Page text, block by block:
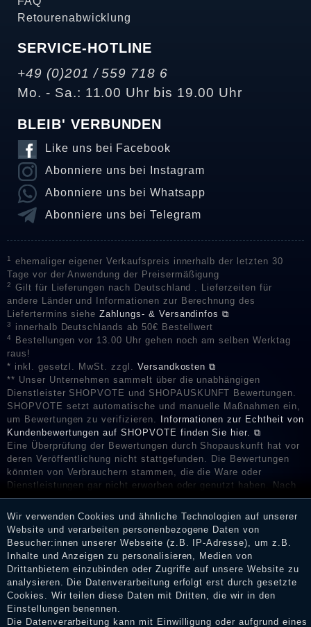
Retourenabwicklung
SERVICE-HOTLINE
+49 (0)201 / 559 718 6
Mo. - Sa.: 11.00 Uhr bis 19.00 Uhr
BLEIB' VERBUNDEN
Like uns bei Facebook
Abonniere uns bei Instagram
Abonniere uns bei Whatsapp
Abonniere uns bei Telegram
1
ehemaliger eigener Verkaufspreis innerhalb der letzten 30
Tage vor der Anwendung der Preisermäßigung
2
Gilt für Lieferungen nach Deutschland . Lieferzeiten für
andere Länder und Informationen zur Berechnung des
Liefertermins sieheZahlungs- & Versandinfos ⧉
3 innerhalb Deutschlands ab 50€ Bestellwert
4
Bestellungen vor 13.00 Uhr gehen noch am selben Werktag
raus!
* inkl. gesetzl. MwSt. zzgl. Versandkosten ⧉
** Unser Unternehmen sammelt über die unabhängigen
Dienstleister SHOPVOTE und SHOPAUSKUNFT Bewertungen.
SHOPVOTE setzt automatische und manuelle Maßnahmen ein,
um Bewertungen zu verifizieren.
Informationen zur Echtheit von
Kundenbewertungen auf SHOPVOTE finden Sie hier. ⧉
Eine Überprüfung der Bewertungen durch Shopauskunft hat vor
deren Veröffentlichung nicht stattgefunden. Die Bewertungen
könnten von Verbrauchern stammen, die die Ware oder
Dienstleistungen gar nicht erworben oder genutzt haben. Nach
Erhalt einer Benachrichtigungs-E-Mail können Händler die
Bewertungen verifizieren und über die erfolgte Verifizierung im
Shop informieren.
Impressum
Wir verwenden Cookies und ähnliche Technologien auf unserer
Website und verarbeiten personenbezogene Daten von
Besucher:innen unserer Webseite (z.B. IP-Adresse), um z.B.
Inhalte und Anzeigen zu personalisieren, Medien von
Drittanbietern einzubinden oder Zugriffe auf unsere Website zu
analysieren. Die Datenverarbeitung erfolgt erst durch gesetzte
Cookies. Wir teilen diese Daten mit Dritten, die wir in den
Einstellungen benennen.
Die Datenverarbeitung kann mit Einwilligung oder aufgrund eines